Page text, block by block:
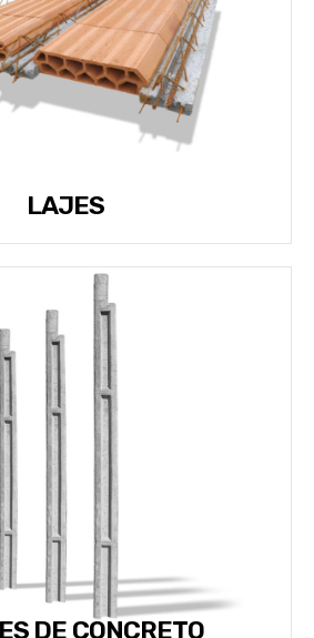
LAJES
DE CONCRETO